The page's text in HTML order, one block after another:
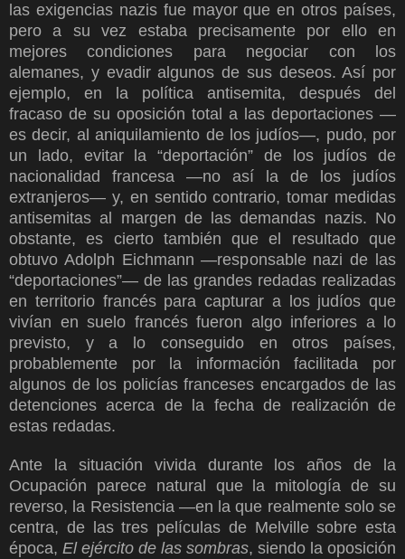
las exigencias nazis fue mayor que en otros países,
pero a su vez estaba precisamente por ello en
mejores condiciones para negociar con los
alemanes, y evadir algunos de sus deseos. Así por
ejemplo, en la política antisemita, después del
fracaso de su oposición total a las deportaciones —
es decir, al aniquilamiento de los judíos—, pudo, por
un lado, evitar la “deportación” de los judíos de
nacionalidad francesa —no así la de los judíos
extranjeros— y, en sentido contrario, tomar medidas
antisemitas al margen de las demandas nazis. No
obstante, es cierto también que el resultado que
obtuvo Adolph Eichmann —responsable nazi de las
“deportaciones”— de las grandes redadas realizadas
en territorio francés para capturar a los judíos que
vivían en suelo francés fueron algo inferiores a lo
previsto, y a lo conseguido en otros países,
probablemente por la información facilitada por
algunos de los policías franceses encargados de las
detenciones acerca de la fecha de realización de
estas redadas.
Ante la situación vivida durante los años de la
Ocupación parece natural que la mitología de su
reverso, la Resistencia —en la que realmente solo se
centra, de las tres películas de Melville sobre esta
época, El ejército de las sombras, siendo la oposición